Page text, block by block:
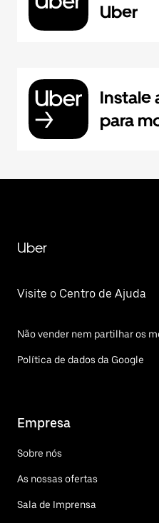
Uber
Instale
para
Uber
Visite o Centro de Ajuda
Não vender nem partilhar os
Política de dados da Google
Empresa
Sobre nós
As nossas ofertas
Sala de Imprensa